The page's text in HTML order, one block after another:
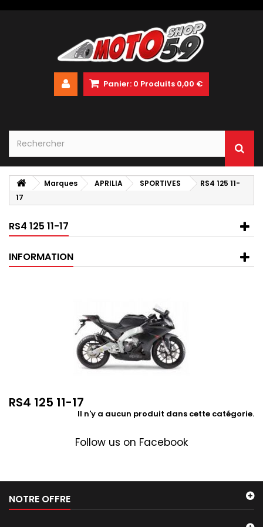
Panier: 0 Produits 0,00 €
Marques APRILIA SPORTIVES
RS4 125 11-
17
RS4 125 11-17
INFORMATION
RS4 125 11-17
Il n'y a aucun produit dans cette catégorie.
Follow us on Facebook
NOTRE OFFRE